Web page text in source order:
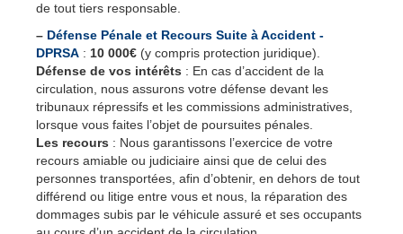
de tout tiers responsable.
– Défense Pénale et Recours Suite à Accident -
DPRSA : 10 000€ (y compris protection juridique).
Défense de vos intérêts : En cas d’accident de la
circulation, nous assurons votre défense devant les
tribunaux répressifs et les commissions administratives,
lorsque vous faites l’objet de poursuites pénales.
Les recours : Nous garantissons l’exercice de votre
recours amiable ou judiciaire ainsi que de celui des
personnes transportées, afin d’obtenir, en dehors de tout
différend ou litige entre vous et nous, la réparation des
dommages subis par le véhicule assuré et ses occupants